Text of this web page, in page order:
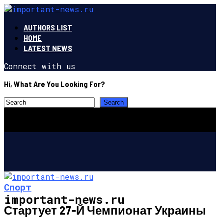
AUTHORS LIST
HOME
LATEST NEWS
Connect with us
Hi, What Are You Looking For?
important-news.ru
Спорт
Стартует 27-Й Чемпионат Украины